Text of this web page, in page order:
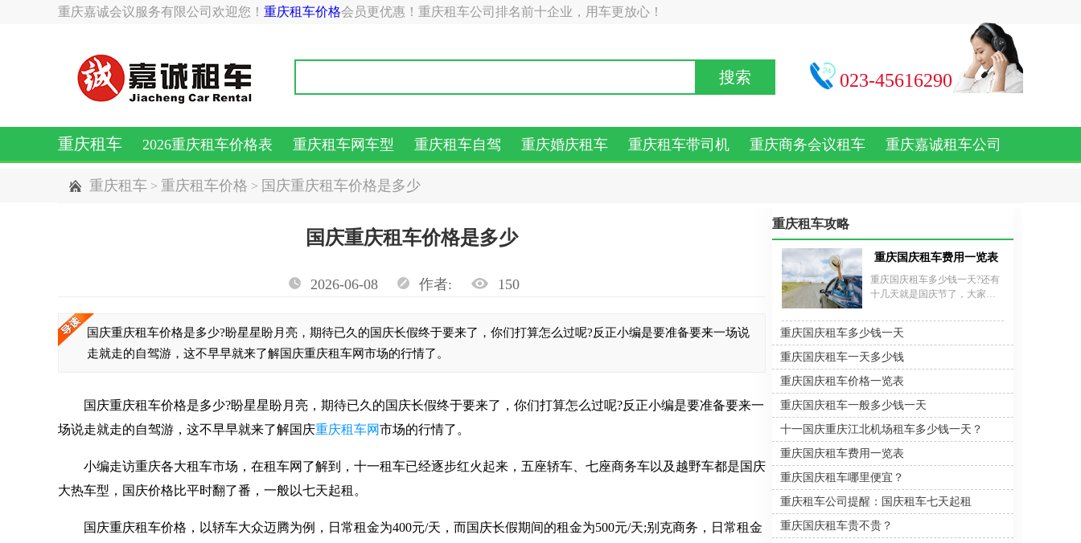
重庆嘉诚会议服务有限公司欢迎您！ 重庆租车价格会员更优惠！重庆租车公司排名前十企业，用车更放心！
搜索 023-45616290
重庆租车 2026重庆租车价格表 重庆租车网车型 重庆租车自驾 重庆婚庆租车 重庆租车带司机 重庆商务会议租车 重庆嘉诚租车公司
重庆租车 > 重庆租车价格 > 国庆重庆租车价格是多少
国庆重庆租车价格是多少
2026-06-08 作者: 150
国庆重庆租车价格是多少?盼星星盼月亮，期待已久的国庆长假终于要来了，你们打算怎么过呢?反正小编是要准备要来一场说
走就走的自驾游，这不早早就来了解国庆重庆租车网市场的行情了。
​国庆重庆租车价格是多少?盼星星盼月亮，期待已久的国庆长假终于要来了，你们打算怎么过呢?反正小编是要准备要来一
场说走就走的自驾游，这不早早就来了解国庆重庆租车网市场的行情了。
小编走访重庆各大租车市场，在租车网了解到，十一租车已经逐步红火起来，五座轿车、七座商务车以及越野车都是国庆
大热车型，国庆价格比平时翻了番，一般以七天起租。
国庆重庆租车价格，以轿车大众迈腾为例，日常租金为400元/天，而国庆长假期间的租金为500元/天;别克商务，日常租金
重庆租车攻略
重庆国庆租车费用一览表
重庆国庆租车多少钱一天?还有
十几天就是国庆节了，大家都
可以趁着假期出去游玩放松一
下，还有在节假日开车出行的
人也特别多，没有买车的人士
想开车出游或者是想开车回家
的话就会选择租车出游，那么
重庆国庆租车划算吗？重庆国
庆租车多少钱一天？重庆嘉诚
租车公司(以下简称租车)专门推
出“重庆租车国庆大放价”活动，
一批全新特价车型等您驾驭!重
庆国庆租车费用一览表如下：
重庆国庆租车多少钱一天
重庆国庆租车一天多少钱
重庆国庆租车价格一览表
重庆国庆租车一般多少钱一天
十一国庆重庆江北机场租车多少钱一天？
重庆国庆租车费用一览表
重庆国庆租车哪里便宜？
重庆租车公司提醒：国庆租车七天起租
重庆国庆租车贵不贵？